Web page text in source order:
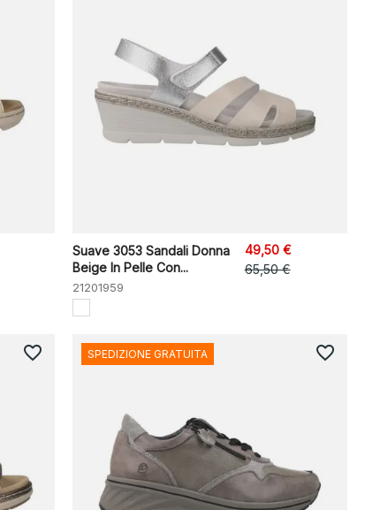
Suave 3053 Sandali Donna
Beige In Pelle Con...
21201959
49,50 €
65,50 €
favorite_border SPEDIZIONE GRATUITA favorite_border